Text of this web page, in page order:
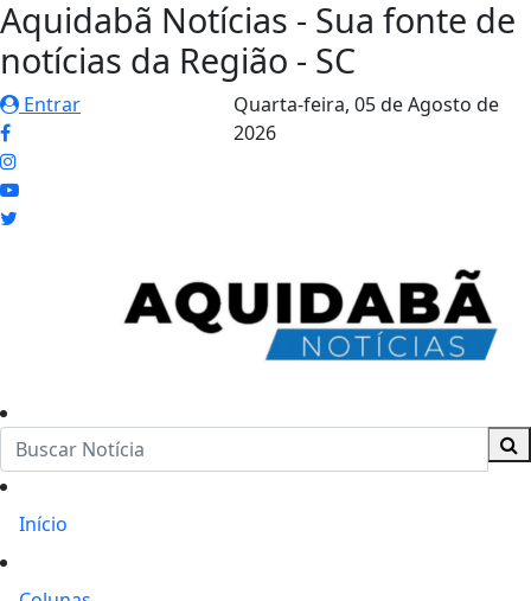
Aquidabã Notícias - Sua fonte de
notícias da Região - SC
Entrar Quarta-feira, 05 de Agosto de
2026
Início